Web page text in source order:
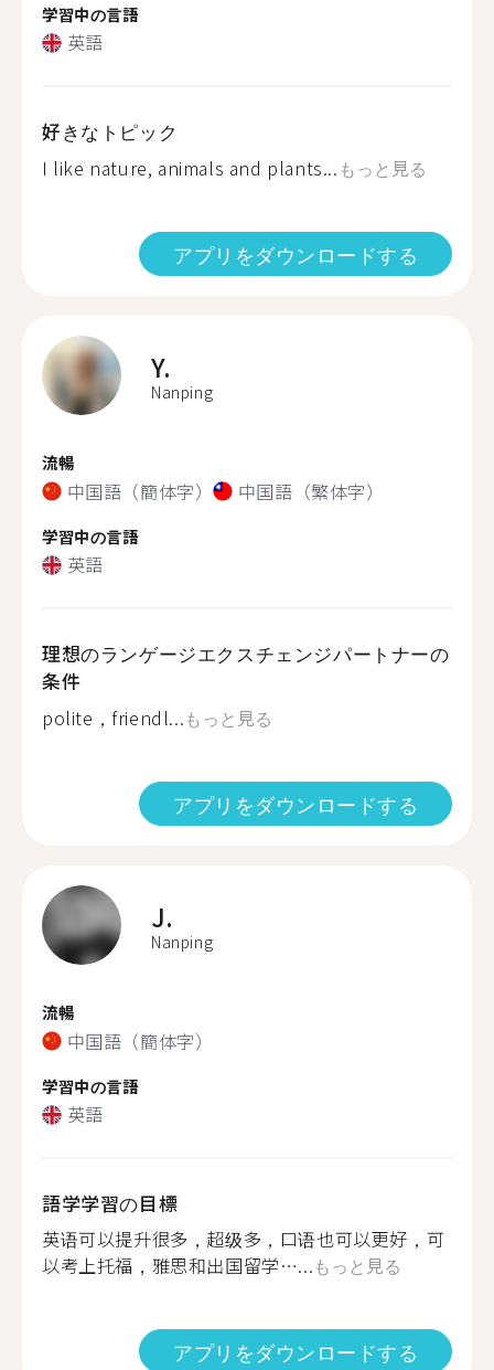
学習中の言語
英語
好きなトピック
I like nature, animals and plants... もっと見る
アプリをダウンロードする
Y.
Nanping
流暢
中国語（簡体字） 中国語（繁体字）
学習中の言語
英語
理想のランゲージエクスチェンジパートナーの
条件
polite，friendl...もっと見る
アプリをダウンロードする
J.
Nanping
流暢
中国語（簡体字）
学習中の言語
英語
語学学習の目標
英语可以提升很多，超级多，口语也可以更好，可
以考上托福，雅思和出国留学…...もっと見る
アプリをダウンロードする